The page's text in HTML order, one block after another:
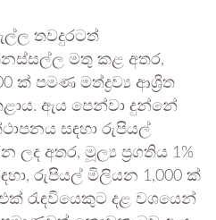
තවදුරටත්
මතු කළ අතර,
ක් පමණ මත්ද්‍රව්‍ය ආශ්‍රිත
ඇය පෙන්වා දුන්නේ
සඳහා රුපියල්
අතර, මූල්‍ය ප්‍රගතිය 1%
රුපියල් මිලියන 1,000 ක්
රැඳවියෙකුට දළ වශයෙන්